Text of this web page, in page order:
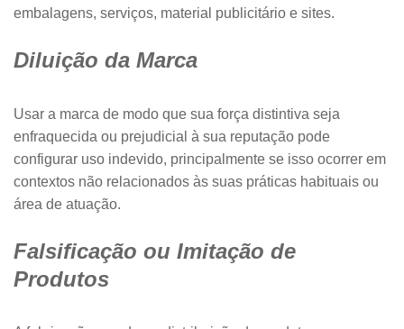
embalagens, serviços, material publicitário e sites.
Diluição da Marca
Usar a marca de modo que sua força distintiva seja
enfraquecida ou prejudicial à sua reputação pode
configurar uso indevido, principalmente se isso ocorrer em
contextos não relacionados às suas práticas habituais ou
área de atuação.
Falsificação ou Imitação de
Produtos